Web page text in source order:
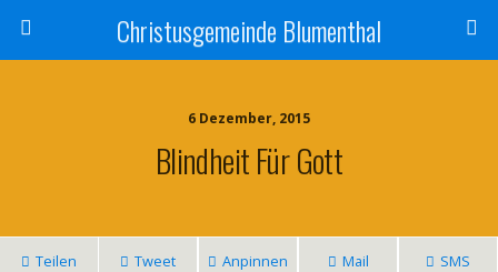
Christusgemeinde Blumenthal
6 Dezember, 2015
Blindheit Für Gott
Teilen Tweet Anpinnen Mail SMS